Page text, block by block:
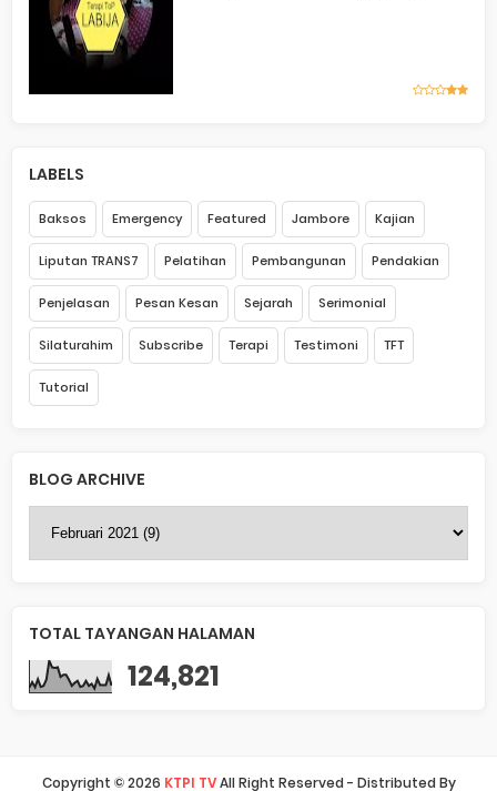
LABELS
Baksos Emergency Featured Jambore Kajian
Liputan TRANS7 Pelatihan Pembangunan Pendakian
Penjelasan Pesan Kesan Sejarah Serimonial
Silaturahim Subscribe Terapi Testimoni TFT
Tutorial
BLOG ARCHIVE
TOTAL TAYANGAN HALAMAN
124,821
Copyright ©2026 KTPI TVAll Right Reserved - Distributed By